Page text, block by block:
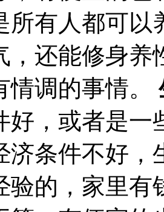
所有人都可以
，还能修身养
情调的事情。
好，或者是
济条件不好，
验的，家里有